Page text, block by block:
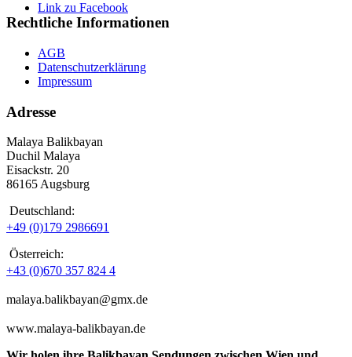
Link zu Facebook
Rechtliche Informationen
AGB
Datenschutzerklärung
Impressum
Adresse
Malaya Balikbayan
Duchil Malaya
Eisackstr. 20
86165 Augsburg
Deutschland:
+49 (0)179 2986691
Österreich:
+43 (0)670 357 824 4
malaya.balikbayan@gmx.de
www.malaya-balikbayan.de